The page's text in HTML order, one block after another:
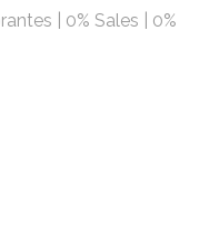
| 0% Sales | 0%